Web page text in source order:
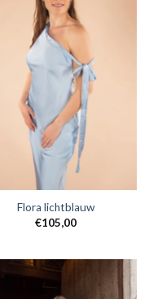
Flora lichtblauw
€105,00